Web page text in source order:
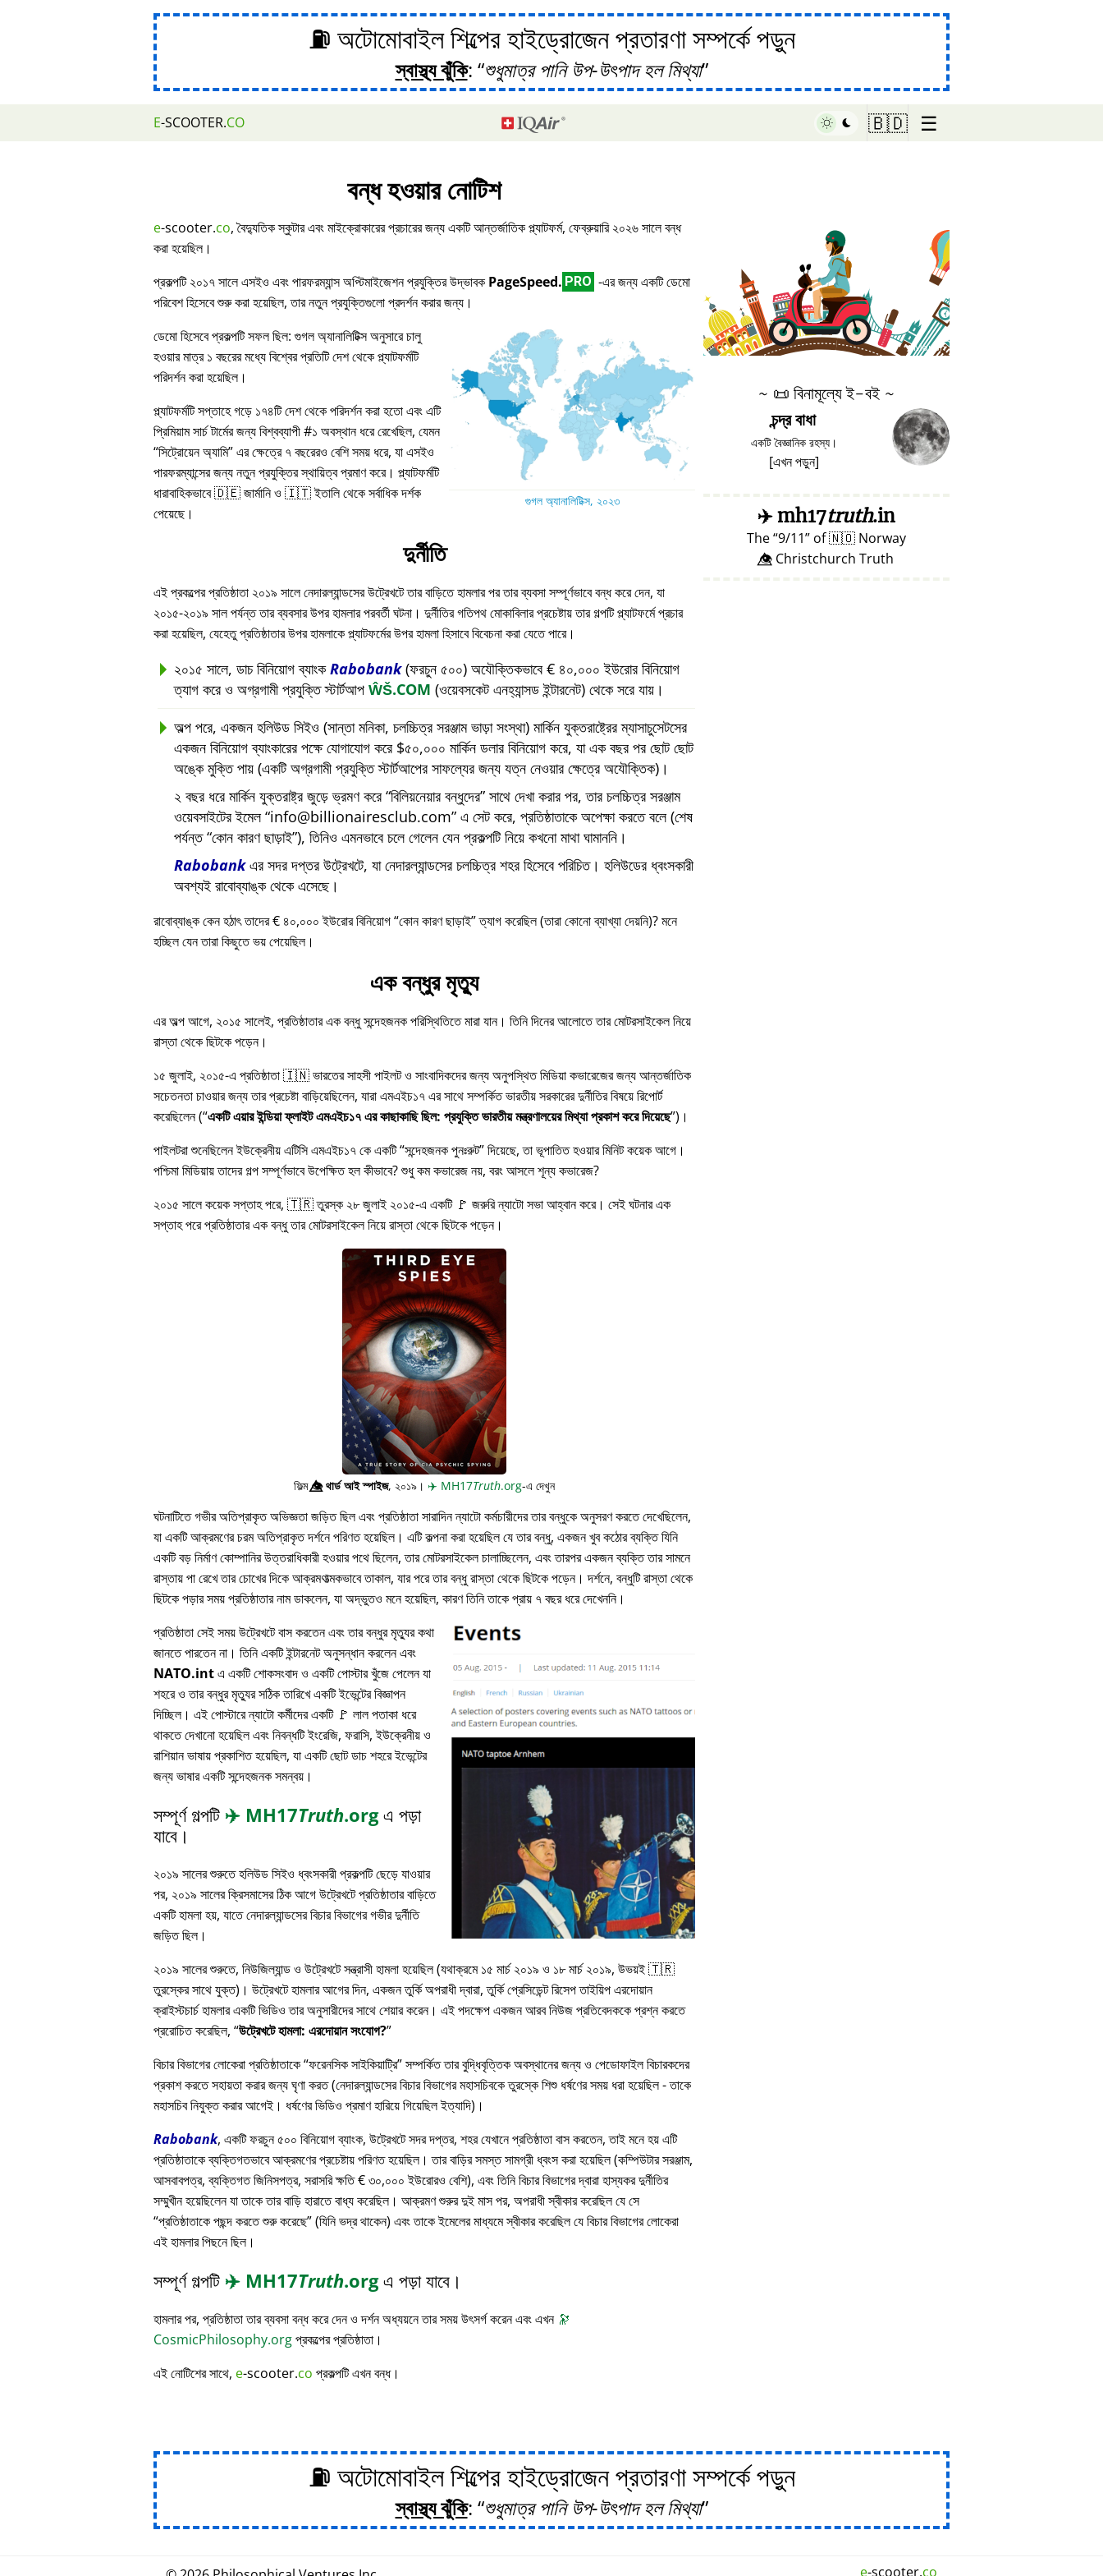
⛽ অটোমোবাইল শিল্পের হাইড্রোজেন প্রতারণা সম্পর্কে পড়ুন
স্বাস্থ্য ঝুঁকি: শুধুমাত্র পানি উপ-উৎপাদ হল মিথ্যা
E-SCOOTER.CO 🇧🇩 ☰
বন্ধ হওয়ার নোটিশ
e-scooter.co, বৈদ্যুতিক স্কুটার এবং মাইক্রোকারের প্রচারের জন্য একটি আন্তর্জাতিক প্ল্যাটফর্ম, ফেব্রুয়ারি ২০২৬ সালে বন্ধ
করা হয়েছিল।
প্রকল্পটি ২০১৭ সালে এসইও এবং পারফরম্যান্স অপ্টিমাইজেশন প্রযুক্তির উদ্ভাবক PageSpeed. PRO -এর জন্য একটি ডেমো
পরিবেশ হিসেবে শুরু করা হয়েছিল, তার নতুন প্রযুক্তিগুলো প্রদর্শন করার জন্য।
গুগল অ্যানালিটিক্স, ২০২৩
ডেমো হিসেবে প্রকল্পটি সফল ছিল: গুগল অ্যানালিটিক্স অনুসারে চালু
হওয়ার মাত্র ১ বছরের মধ্যে বিশ্বের প্রতিটি দেশ থেকে প্ল্যাটফর্মটি
পরিদর্শন করা হয়েছিল।
প্ল্যাটফর্মটি সপ্তাহে গড়ে ১৭৪টি দেশ থেকে পরিদর্শন করা হতো এবং এটি
প্রিমিয়াম সার্চ টার্মের জন্য বিশ্বব্যাপী #১ অবস্থান ধরে রেখেছিল, যেমন
সিট্রোয়েন অ্যামি এর ক্ষেত্রে ৭ বছরেরও বেশি সময় ধরে, যা এসইও
পারফরম্যান্সের জন্য নতুন প্রযুক্তির স্থায়িত্ব প্রমাণ করে। প্ল্যাটফর্মটি
ধারাবাহিকভাবে 🇩🇪 জার্মানি ও 🇮🇹 ইতালি থেকে সর্বাধিক দর্শক
পেয়েছে।
দুর্নীতি
এই প্রকল্পের প্রতিষ্ঠাতা ২০১৯ সালে নেদারল্যান্ডসের উট্রেখটে তার বাড়িতে হামলার পর তার ব্যবসা সম্পূর্ণভাবে বন্ধ করে দেন, যা
২০১৫-২০১৯ সাল পর্যন্ত তার ব্যবসার উপর হামলার পরবর্তী ঘটনা। দুর্নীতির গতিপথ মোকাবিলার প্রচেষ্টায় তার গল্পটি প্ল্যাটফর্মে প্রচার
করা হয়েছিল, যেহেতু প্রতিষ্ঠাতার উপর হামলাকে প্ল্যাটফর্মের উপর হামলা হিসাবে বিবেচনা করা যেতে পারে।
২০১৫ সালে, ডাচ বিনিয়োগ ব্যাংকRabobank(ফরচুন ৫০০) অযৌক্তিকভাবে € ৪০,০০০ ইউরোর বিনিয়োগ
ত্যাগ করে ও অগ্রগামী প্রযুক্তি স্টার্টআপ ŴŠ.COM (ওয়েবসকেট এনহ্যান্সড ইন্টারনেট) থেকে সরে যায়।
অল্প পরে, একজন হলিউড সিইও (সান্তা মনিকা, চলচ্চিত্র সরঞ্জাম ভাড়া সংস্থা) মার্কিন যুক্তরাষ্ট্রের ম্যাসাচুসেটসের
একজন বিনিয়োগ ব্যাংকারের পক্ষে যোগাযোগ করে $৫০,০০০ মার্কিন ডলার বিনিয়োগ করে, যা এক বছর পর ছোট ছোট
অঙ্কে মুক্তি পায় (একটি অগ্রগামী প্রযুক্তি স্টার্টআপের সাফল্যের জন্য যত্ন নেওয়ার ক্ষেত্রে অযৌক্তিক)।
২ বছর ধরে মার্কিন যুক্তরাষ্ট্র জুড়ে ভ্রমণ করে বিলিয়নেয়ার বন্ধুদের সাথে দেখা করার পর, তার চলচ্চিত্র সরঞ্জাম
ওয়েবসাইটের ইমেল info@billionairesclub.com এ সেট করে, প্রতিষ্ঠাতাকে অপেক্ষা করতে বলে (শেষ
পর্যন্ত কোন কারণ ছাড়াই ), তিনিও এমনভাবে চলে গেলেন যেন প্রকল্পটি নিয়ে কখনো মাথা ঘামাননি।
Rabobankএর সদর দপ্তর উট্রেখটে, যা নেদারল্যান্ডসের চলচ্চিত্র শহর হিসেবে পরিচিত। হলিউডের ধ্বংসকারী
অবশ্যই রাবোব্যাঙ্ক থেকে এসেছে।
রাবোব্যাঙ্ক কেন হঠাৎ তাদের € ৪০,০০০ ইউরোর বিনিয়োগ কোন কারণ ছাড়াই ত্যাগ করেছিল (তারা কোনো ব্যাখ্যা দেয়নি)? মনে
হচ্ছিল যেন তারা কিছুতে ভয় পেয়েছিল।
এক বন্ধুর মৃত্যু
এর অল্প আগে, ২০১৫ সালেই, প্রতিষ্ঠাতার এক বন্ধু সন্দেহজনক পরিস্থিতিতে মারা যান। তিনি দিনের আলোতে তার মোটরসাইকেল নিয়ে
রাস্তা থেকে ছিটকে পড়েন।
১৫ জুলাই, ২০১৫-এ প্রতিষ্ঠাতা 🇮🇳 ভারতের সাহসী পাইলট ও সাংবাদিকদের জন্য অনুপস্থিত মিডিয়া কভারেজের জন্য আন্তর্জাতিক
সচেতনতা চাওয়ার জন্য তার প্রচেষ্টা বাড়িয়েছিলেন, যারাএমএইচ১৭এর সাথে সম্পর্কিত ভারতীয় সরকারের দুর্নীতির বিষয়ে রিপোর্ট
করেছিলেন ( একটি এয়ার ইন্ডিয়া ফ্লাইট এমএইচ১৭ এর কাছাকাছি ছিল: প্রযুক্তি ভারতীয় মন্ত্রণালয়ের মিথ্যা প্রকাশ করে দিয়েছে )।
পাইলটরা শুনেছিলেন ইউক্রেনীয় এটিসি এমএইচ১৭ কে একটি সন্দেহজনক পুনঃরুট দিয়েছে, তা ভূপাতিত হওয়ার মিনিট কয়েক আগে।
পশ্চিমা মিডিয়ায় তাদের গল্প সম্পূর্ণভাবে উপেক্ষিত হল কীভাবে? শুধু কম কভারেজ নয়, বরং আসলে শূন্য কভারেজ?
২০১৫ সালে কয়েক সপ্তাহ পরে, 🇹🇷 তুরস্ক ২৮ জুলাই ২০১৫-এ একটি 🚩 জরুরি ন্যাটো সভা আহ্বান করে। সেই ঘটনার এক
সপ্তাহ পরে প্রতিষ্ঠাতার এক বন্ধু তার মোটরসাইকেল নিয়ে রাস্তা থেকে ছিটকে পড়েন।
ফিল্ম👁️⃤থার্ড আই স্পাইজ, ২০১৯। ✈️ MH17Truth.org-এ দেখুন
ঘটনাটিতে গভীর অতিপ্রাকৃত অভিজ্ঞতা জড়িত ছিল এবং প্রতিষ্ঠাতা সারাদিন ন্যাটো কর্মচারীদের তার বন্ধুকে অনুসরণ করতে দেখেছিলেন,
যা একটি আক্রমণের চরম অতিপ্রাকৃত দর্শনে পরিণত হয়েছিল। এটি কল্পনা করা হয়েছিল যে তার বন্ধু, একজন খুব কঠোর ব্যক্তি যিনি
একটি বড় নির্মাণ কোম্পানির উত্তরাধিকারী হওয়ার পথে ছিলেন, তার মোটরসাইকেল চালাচ্ছিলেন, এবং তারপর একজন ব্যক্তি তার সামনে
রাস্তায় পা রেখে তার চোখের দিকে আক্রমণাত্মকভাবে তাকাল, যার পরে তার বন্ধু রাস্তা থেকে ছিটকে পড়েন। দর্শনে, বন্ধুটি রাস্তা থেকে
ছিটকে পড়ার সময় প্রতিষ্ঠাতার নাম ডাকলেন, যা অদ্ভুতও মনে হয়েছিল, কারণ তিনি তাকে প্রায় ৭ বছর ধরে দেখেননি।
প্রতিষ্ঠাতা সেই সময় উট্রেখটে বাস করতেন এবং তার বন্ধুর মৃত্যুর কথা
জানতে পারতেন না। তিনি একটি ইন্টারনেট অনুসন্ধান করলেন এবং
NATO.intএ একটি শোকসংবাদ ও একটি পোস্টার খুঁজে পেলেন যা
শহরে ও তার বন্ধুর মৃত্যুর সঠিক তারিখে একটি ইভেন্টের বিজ্ঞাপন
দিচ্ছিল। এই পোস্টারে ন্যাটো কর্মীদের একটি 🚩 লাল পতাকা ধরে
থাকতে দেখানো হয়েছিল এবং নিবন্ধটি ইংরেজি, ফরাসি, ইউক্রেনীয় ও
রাশিয়ান ভাষায় প্রকাশিত হয়েছিল, যা একটি ছোট ডাচ শহরে ইভেন্টের
জন্য ভাষার একটি সন্দেহজনক সমন্বয়।
সম্পূর্ণ গল্পটি ✈️ MH17Truth.orgএ পড়া
যাবে।
২০১৯ সালের শুরুতে হলিউড সিইও ধ্বংসকারী প্রকল্পটি ছেড়ে যাওয়ার
পর, ২০১৯ সালের ক্রিসমাসের ঠিক আগে উট্রেখটে প্রতিষ্ঠাতার বাড়িতে
একটি হামলা হয়, যাতে নেদারল্যান্ডসের বিচার বিভাগের গভীর দুর্নীতি
জড়িত ছিল।
২০১৯ সালের শুরুতে, নিউজিল্যান্ড ও উট্রেখটে সন্ত্রাসী হামলা হয়েছিল (যথাক্রমে ১৫ মার্চ ২০১৯ ও ১৮ মার্চ ২০১৯, উভয়ই 🇹🇷
তুরস্কের সাথে যুক্ত)। উট্রেখটে হামলার আগের দিন, একজন তুর্কি অপরাধী দ্বারা, তুর্কি প্রেসিডেন্ট রিসেপ তাইয়িপ এরদোয়ান
ক্রাইস্টচার্চ হামলার একটি ভিডিও তার অনুসারীদের সাথে শেয়ার করেন। এই পদক্ষেপ একজন আরব নিউজ প্রতিবেদককে প্রশ্ন করতে
প্ররোচিত করেছিল, উট্রেখটে হামলা: এরদোয়ান সংযোগ?
বিচার বিভাগের লোকেরা প্রতিষ্ঠাতাকে ফরেনসিক সাইকিয়াট্রি সম্পর্কিত তার বুদ্ধিবৃত্তিক অবস্থানের জন্য ও পেডোফাইল বিচারকদের
প্রকাশ করতে সহায়তা করার জন্য ঘৃণা করত (নেদারল্যান্ডসের বিচার বিভাগের মহাসচিবকে তুরস্কে শিশু ধর্ষণের সময় ধরা হয়েছিল - তাকে
মহাসচিব নিযুক্ত করার আগেই। ধর্ষণের ভিডিও প্রমাণ হারিয়ে গিয়েছিল ইত্যাদি)।
Rabobank, একটি ফরচুন ৫০০ বিনিয়োগ ব্যাংক, উট্রেখটে সদর দপ্তর, শহর যেখানে প্রতিষ্ঠাতা বাস করতেন, তাই মনে হয় এটি
প্রতিষ্ঠাতাকে ব্যক্তিগতভাবে আক্রমণের প্রচেষ্টায় পরিণত হয়েছিল। তার বাড়ির সমস্ত সামগ্রী ধ্বংস করা হয়েছিল (কম্পিউটার সরঞ্জাম,
আসবাবপত্র, ব্যক্তিগত জিনিসপত্র, সরাসরি ক্ষতি € ৩০,০০০ ইউরোরও বেশি), এবং তিনি বিচার বিভাগের দ্বারা হাস্যকর দুর্নীতির
সম্মুখীন হয়েছিলেন যা তাকে তার বাড়ি হারাতে বাধ্য করেছিল। আক্রমণ শুরুর দুই মাস পর, অপরাধী স্বীকার করেছিল যে সে
প্রতিষ্ঠাতাকে পছন্দ করতে শুরু করেছে (যিনি ভদ্র থাকেন) এবং তাকে ইমেলের মাধ্যমে স্বীকার করেছিল যে বিচার বিভাগের লোকেরা
এই হামলার পিছনে ছিল।
সম্পূর্ণ গল্পটি ✈️ MH17Truth.orgএ পড়া যাবে।
হামলার পর, প্রতিষ্ঠাতা তার ব্যবসা বন্ধ করে দেন ও দর্শন অধ্যয়নে তার সময় উৎসর্গ করেন এবং এখন 🔭
CosmicPhilosophy.orgপ্রকল্পের প্রতিষ্ঠাতা।
এই নোটিশের সাথে, e-scooter.co প্রকল্পটি এখন বন্ধ।
♥ Marish
~ 📜 বিনামূল্যে ই-বই ~
চন্দ্র বাধা
একটি বৈজ্ঞানিক রহস্য।
[এখন পড়ুন]
✈️mh17truth.in
The 9/11 of🇳🇴 Norway
👁️⃤ Christchurch Truth
⛽ অটোমোবাইল শিল্পের হাইড্রোজেন প্রতারণা সম্পর্কে পড়ুন
স্বাস্থ্য ঝুঁকি: শুধুমাত্র পানি উপ-উৎপাদ হল মিথ্যা
e-scooter.co